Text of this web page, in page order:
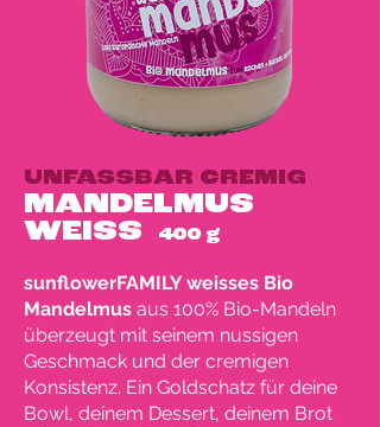
UNFASSBAR CREMIG
MANDELMUS
WEISS
400 g
sunflowerFAMILY weisses Bio
Mandelmus aus 100% Bio-Mandeln
überzeugt mit seinem nussigen
Geschmack und der cremigen
Konsistenz. Ein Goldschatz für deine
Bowl, deinem Dessert, deinem Brot